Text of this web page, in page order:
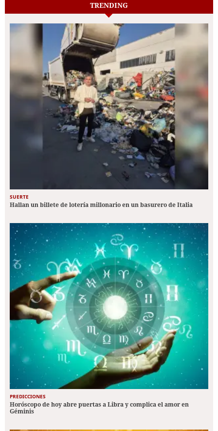
TRENDING
SUERTE
Hallan un billete de lotería millonario en un basurero de Italia
PREDICCIONES
Horóscopo de hoy abre puertas a Libra y complica el amor en
Géminis